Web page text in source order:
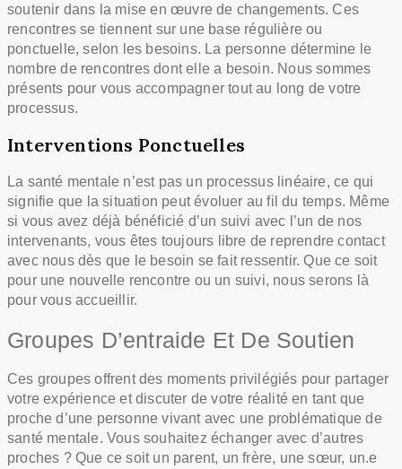
soutenir dans la mise en œuvre de changements. Ces
rencontres se tiennent sur une base régulière ou
ponctuelle, selon les besoins. La personne détermine le
nombre de rencontres dont elle a besoin. Nous sommes
présents pour vous accompagner tout au long de votre
processus.
Interventions Ponctuelles
La santé mentale n’est pas un processus linéaire, ce qui
signifie que la situation peut évoluer au fil du temps. Même
si vous avez déjà bénéficié d’un suivi avec l’un de nos
intervenants, vous êtes toujours libre de reprendre contact
avec nous dès que le besoin se fait ressentir. Que ce soit
pour une nouvelle rencontre ou un suivi, nous serons là
pour vous accueillir.
Groupes D’entraide Et De Soutien
Ces groupes offrent des moments privilégiés pour partager
votre expérience et discuter de votre réalité en tant que
proche d’une personne vivant avec une problématique de
santé mentale. Vous souhaitez échanger avec d’autres
proches ? Que ce soit un parent, un frère, une sœur, un.e